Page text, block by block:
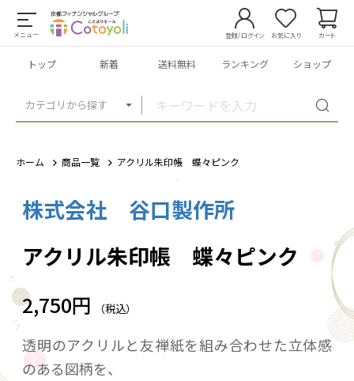
メニュー
カテゴリから探す
登録/ログイン お気に入り カート
トップ 新着 送料無料 ランキング ショップ
ホーム 商品一覧 アクリル朱印帳 蝶々ピンク
株式会社 谷口製作所
アクリル朱印帳 蝶々ピンク
2,750円 （税込）
透明のアクリルと友禅紙を組み合わせた立体感
のある図柄を、